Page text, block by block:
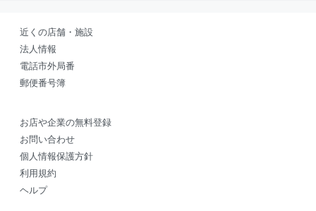
近くの店舗・施設
法人情報
電話市外局番
郵便番号簿
お店や企業の無料登録
お問い合わせ
個人情報保護方針
利用規約
ヘルプ